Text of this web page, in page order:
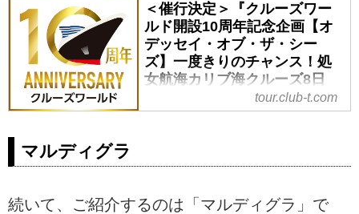
＜催行決定＞『クルーズワー
ルド開設10周年記念企画【オ
デッセイ・オブ・ザ・シー
ズ】一度きりのチャンス！処
女航海カリブ海クルーズ8日
間』｜クラブツーリズム
tour.club-t.com
マルディグラ
続いて、ご紹介するのは「マルディグラ」で